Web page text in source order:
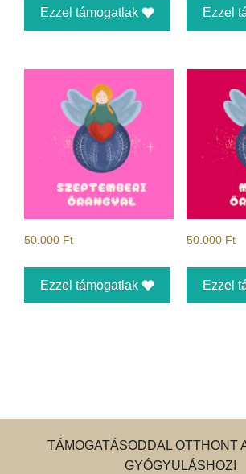
Ezzel támogatlak Ezzel
50.000 Ft
Ezzel támogatlak
50.000 Ft
Ezzel
TÁMOGATÁSODDAL OTTHONT
GYÓGYULÁSHOZ!